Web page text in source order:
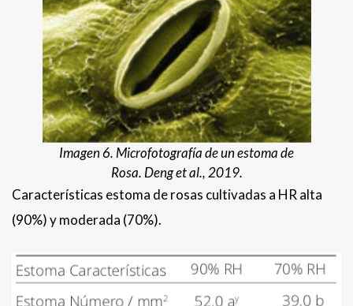
Imagen 6. Microfotografía de un estoma de
Rosa. Deng et al., 2019.
Características estoma de rosas cultivadas a HR alta
(90%) y moderada (70%).